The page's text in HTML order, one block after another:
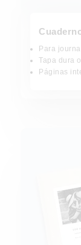
Para
Tapa dura
Páginas